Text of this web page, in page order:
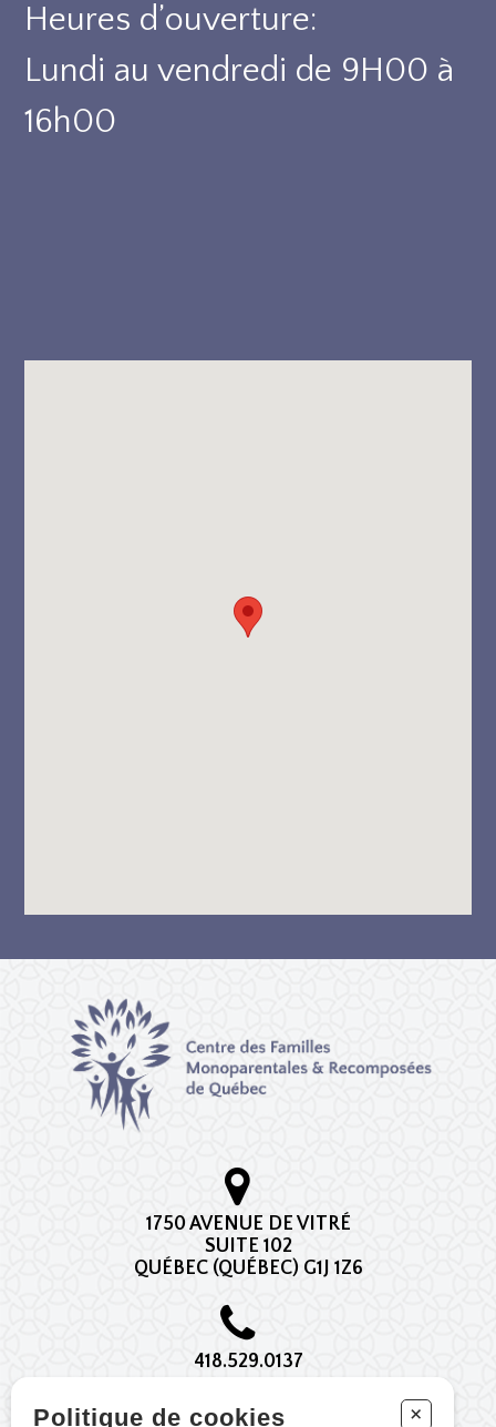
Heures d’ouverture:
Lundi au vendredi de 9H00 à
16h00
1750 AVENUE DE VITRÉ
SUITE 102
QUÉBEC (QUÉBEC) G1J 1Z6
418.529.0137
*AU C.F.M.R.Q. LE RESPONSABLE DE LA
Politique de cookies +